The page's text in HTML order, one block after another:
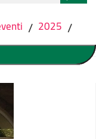
/ 2025 /